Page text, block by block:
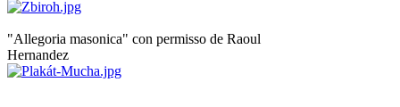
"Allegoria masonica" con permisso de Raoul
Hernandez